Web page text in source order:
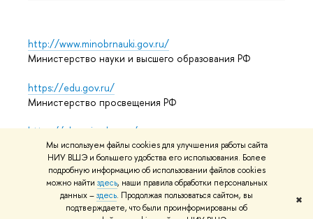
Мы используем файлы cookies для улучшения работы сайта
НИУ ВШЭ и большего удобства его использования. Более
подробную информацию об использовании файлов cookies
можно найти здесь, наши правила обработки персональных
данных –здесь. Продолжая пользоваться сайтом, вы
подтверждаете, что были проинформированы об
✖
http://www.minobrnauki.gov.ru/
Министерство науки и высшего образования РФ
https://edu.gov.ru/
Министерство просвещения РФ
https://elearning.hse.ru/mooc
Массовые открытые онлайн-курсы
© НИУ ВШЭ 1993–2026 Адреса и контактыУсловия
использования материаловПолитика конфиденциальности